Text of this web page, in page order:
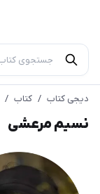
دیجی کتاب / کتاب /
نسیم مرعشی